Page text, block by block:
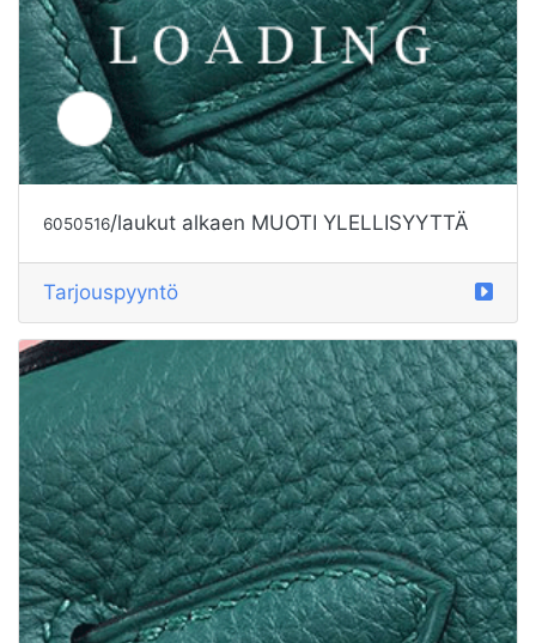
6050517 /laukut alkaen GIVENCHY
Tarjouspyyntö